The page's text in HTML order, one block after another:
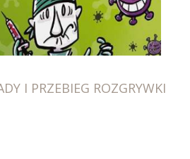
I PRZEBIEG ROZGRYWKI